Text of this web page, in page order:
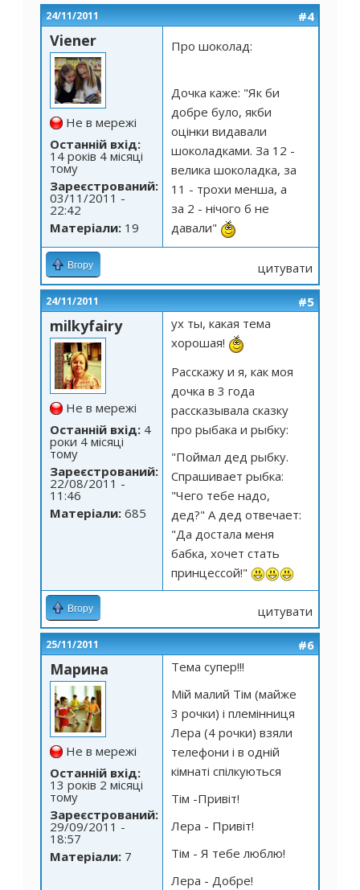
24/11/2011 #4
Viener
Не в мережі
Останній вхід:
14 років 4 місяці
тому
Зареєстрований:
03/11/2011 -
22:42
Матеріали: 19
Про шоколад:
Дочка каже: "Як би
добре було, якби
оцінки видавали
шоколадками. За 12 -
велика шоколадка, за
11 - трохи менша, а
за 2 - нічого б не
давали"
Вгору цитувати
24/11/2011 #5
milkyfairy
Не в мережі
Останній вхід: 4
роки 4 місяці
тому
Зареєстрований:
22/08/2011 -
11:46
Матеріали: 685
ух ты, какая тема
хорошая!
Расскажу и я, как моя
дочка в 3 года
рассказывала сказку
про рыбака и рыбку:
"Поймал дед рыбку.
Спрашивает рыбка:
"Чего тебе надо,
дед?" А дед отвечает:
"Да достала меня
бабка, хочет стать
принцессой!"
Вгору цитувати
25/11/2011 #6
Марина
Не в мережі
Останній вхід:
13 років 2 місяці
тому
Зареєстрований:
29/09/2011 -
18:57
Матеріали: 7
Тема супер!!!
Мій малий Тім (майже
3 рочки) і племінниця
Лера (4 рочки) взяли
телефони і в одній
кімнаті спілкуються
Тім -Привіт!
Лера - Привіт!
Тім - Я тебе люблю!
Лера - Добре!